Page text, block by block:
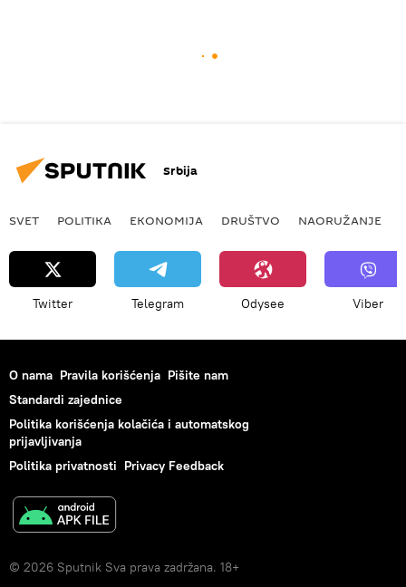
Srbija
SVET POLITIKA EKONOMIJA DRUŠTVO NAORUŽANJE
Twitter Telegram Odysee Viber
O nama Pravila korišćenja Pišite nam
Standardi zajednice
Politika korišćenja kolačića i automatskog
prijavljivanja
Politika privatnosti Privacy Feedback
© 2026 Sputnik Sva prava zadržana. 18+